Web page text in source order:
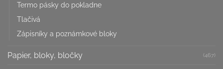
Termo pásky do pokladne
Tlačivá
Zápisníky a poznámkové bloky
Papier, bloky, bločky (467)